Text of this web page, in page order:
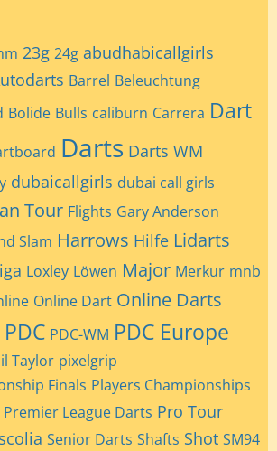
23g 24g abudhabicallgirls
Barrel Beleuchtung
Bolide Bulls caliburn Carrera Dart
Darts Darts WM
dubaicallgirls dubai call girls
Tour Flights Gary Anderson
Slam Harrows Hilfe Lidarts
Loxley Löwen Major Merkur mnb
Online Dart Online Darts
PDC PDC-WM PDC Europe
Taylor pixelgrip
Finals Players Championships
Premier League Darts Pro Tour
scolia Senior Darts Shafts Shot SM94